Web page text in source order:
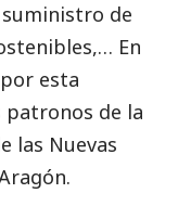
de
En
por esta
de la
las Nuevas